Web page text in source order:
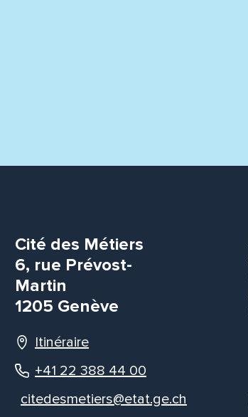
Cité des Métiers
6, rue Prévost-
Martin
1205 Genève
Itinéraire
+41 22 388 44 00
citedesmetiers@etat.ge.ch